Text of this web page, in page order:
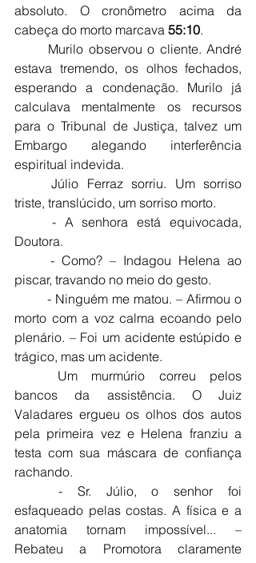
absoluto. O cronômetro acima da
cabeça do morto marcava 55:10.
estava tremendo, os olhos fechados,
esperando a condenação. Murilo já
calculava mentalmente os recursos
para o Tribunal de Justiça, talvez um
Embargo alegando interferência
espiritual indevida.
	Júlio Ferraz sorriu. Um sorriso
triste, translúcido, um sorriso morto.
Doutora.
piscar, travando no meio do gesto.
morto com a voz calma ecoando pelo
plenário. – Foi um acidente estúpido e
trágico, mas um acidente.
bancos da assistência. O Juiz
Valadares ergueu os olhos dos autos
pela primeira vez e Helena franziu a
testa com sua máscara de confiança
rachando.
esfaqueado pelas costas. A física e a
anatomia tornam impossível... –
Rebateu a Promotora claramente